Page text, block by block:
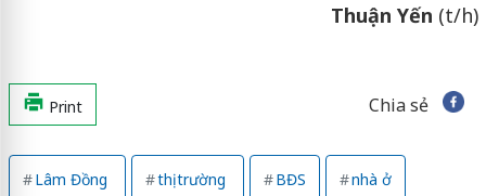
Thuận Yến (t/h)
Print Chia sẻ
Lâm Đồng thị trường BĐS nhà ở